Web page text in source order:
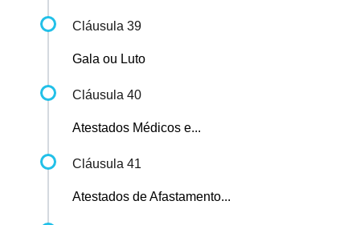
Cláusula 39
Gala ou Luto
Cláusula 40
Atestados Médicos e...
Cláusula 41
Atestados de Afastamento...